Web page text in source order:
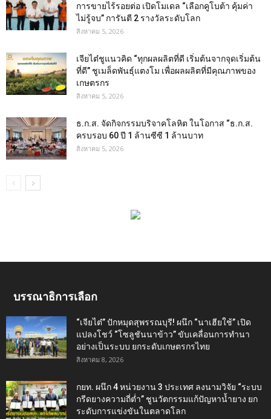
การขายไร้รอยต่อ เปิดโมเดล “เลือกคูโบต้า คุ้มค่า
ไม่รู้จบ” การันตี 2 รางวัลระดับโลก
สิงหาคม 5, 2026
เจียไต๋ชูแนวคิด “ทุกผลผลิตที่ดี เริ่มต้นจากจุดเริ่มต้น
ที่ดี” ชูเมล็ดพันธุ์แตงโม เพื่อผลผลิตที่มีคุณภาพของ
เกษตรกร
สิงหาคม 5, 2026
ธ.ก.ส. จัดกิจกรรมบริจาคโลหิต ในโอกาส “ธ.ก.ส.
ครบรอบ 60 ปี 1 ล้านซีซี 1 ล้านบาท
สิงหาคม 5, 2026
บรรณาธิการเลือก
“เจียไต๋” ปักหมุดสุพรรณบุรี! ผนึก “นาเฮียใช้” เปิด
แปลงโชว์ “โซลูชันนาข้าว” ขับเคลื่อนการทำนา
อย่างเป็นระบบ ยกระดับเกษตรกรไทย
สิงหาคม 8, 2026
กยท. ผนึก 4 หน่วยงาน 3 ประเทศ ลงนามวิจัย “ระบบ
กรีดยางความถี่ต่ำ” ชูนวัตกรรมแก้ปัญหาน้ำยาง ยก
ระดับการแข่งขันในตลาดโลก